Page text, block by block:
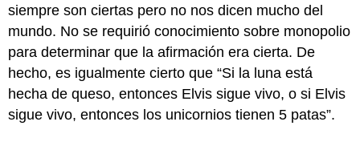
siempre son ciertas pero no nos dicen mucho del
mundo. No se requirió conocimiento sobre monopolio
para determinar que la afirmación era cierta. De
hecho, es igualmente cierto que “Si la luna está
hecha de queso, entonces Elvis sigue vivo, o si Elvis
sigue vivo, entonces los unicornios tienen 5 patas”.